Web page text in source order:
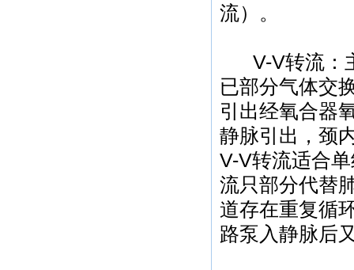
流）。
V-V转流：
已部分气体交
引出经氧合器
静脉引出，颈
V-V转流适合
流只部分代替
道存在重复循
路泵入静脉后